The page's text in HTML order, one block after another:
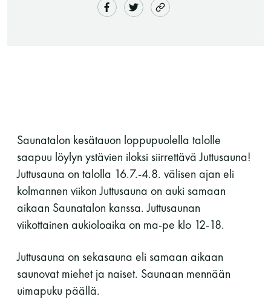
-Naisten päivät ovat maanantai ja
torstai
-Miesten päivät tiistai, keskiviikko,
perjantai ja lauantai
-Kuukauden ensimmäinen lauantai on on
jaettu lauantai
Saunatalon kesätauon loppupuolella talolle
saapuu löylyn ystävien iloksi siirrettävä Juttusauna!
Juttusauna on talolla 16.7.-4.8. välisen ajan eli
kolmannen viikon Juttusauna on auki samaan
aikaan Saunatalon kanssa. Juttusaunan
viikottainen aukioloaika on ma-pe klo 12-18.
Juttusauna on sekasauna eli samaan aikaan
saunovat miehet ja naiset. Saunaan mennään
uimapuku päällä.